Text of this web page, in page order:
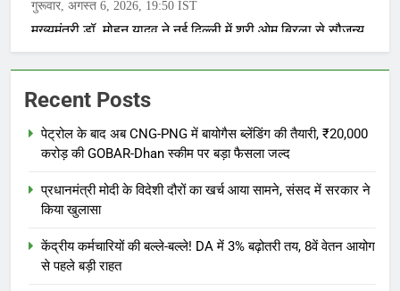
Recent Posts
पेट्रोल के बाद अब CNG-PNG में बायोगैस ब्लेंडिंग की तैयारी, ₹20,000
करोड़ की GOBAR-Dhan स्कीम पर बड़ा फैसला जल्द
प्रधानमंत्री मोदी के विदेशी दौरों का खर्च आया सामने, संसद में सरकार ने
किया खुलासा
केंद्रीय कर्मचारियों की बल्ले-बल्ले! DA में 3% बढ़ोतरी तय, 8वें वेतन आयोग
से पहले बड़ी राहत